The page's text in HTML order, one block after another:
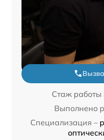
Константин
Стаж работы
Выполнено
Специализация –